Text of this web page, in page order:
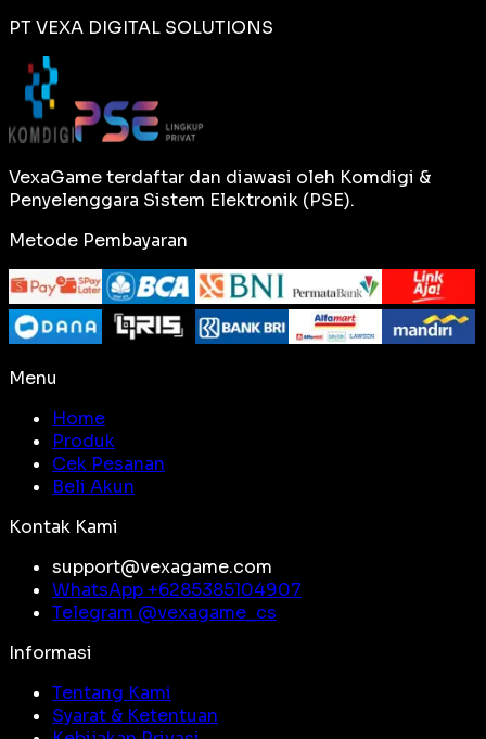
PT VEXA DIGITAL SOLUTIONS
VexaGame terdaftar dan diawasi oleh Komdigi &
Penyelenggara Sistem Elektronik (PSE).
Metode Pembayaran
Menu
Home
Produk
Cek Pesanan
Beli Akun
Kontak Kami
support@vexagame.com
WhatsApp +6285385104907
Telegram @vexagame_cs
Informasi
Tentang Kami
Syarat & Ketentuan